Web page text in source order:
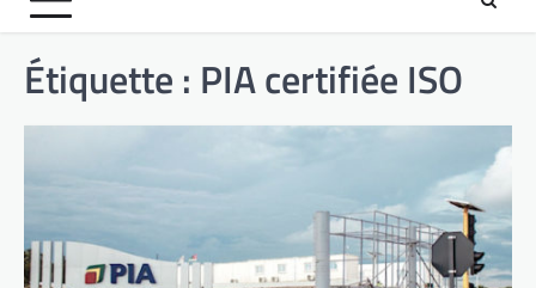
Étiquette : PIA certifiée ISO